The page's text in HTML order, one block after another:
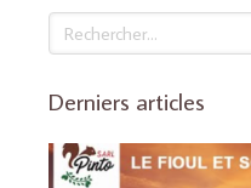
Rechercher
Derniers articles